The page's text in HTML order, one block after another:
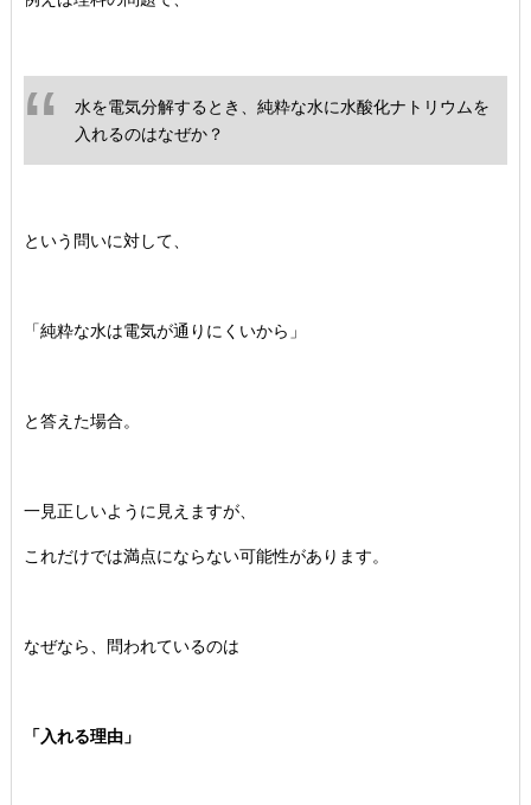
水を電気分解するとき、純粋な水に水酸化ナトリウムを
入れるのはなぜか？
という問いに対して、
「純粋な水は電気が通りにくいから」
と答えた場合。
一見正しいように見えますが、
これだけでは満点にならない可能性があります。
なぜなら、問われているのは
「入れる理由」